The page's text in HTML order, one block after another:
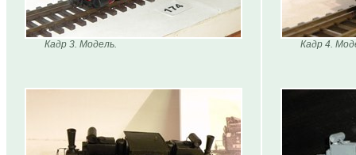
Кадр 3. Модель. Кадр 4.